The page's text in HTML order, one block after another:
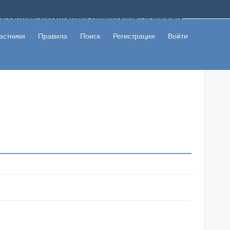
с высоким доходом помимо основной работы, не вкладывая
не попались на развод. Вы сможете начать зарабатывать
Правила Поиск Регистрация Войти